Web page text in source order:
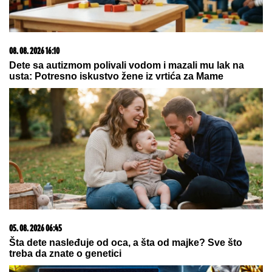
Novi Rafael Nadal gazi redom: Neka se dobro paze
Siner i Alkaras
Imala sam AFERU NA MORU i
zaljubila se, a MUŽA VOLIM i imam
neizdrživu potrebu da mu sve
ispričam! Da li to da uradim ili je
SOBOM!Španac počistio Lehečku i
otišao u četvrtfinale Montreala